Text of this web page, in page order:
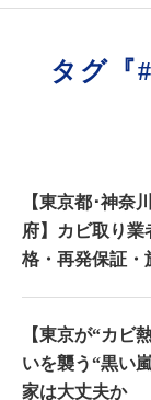
タグ『
【東京都･神奈
府】カビ取り
格・再発保証・
【東京が“カビ
いを襲う“黒い
家は大丈夫か